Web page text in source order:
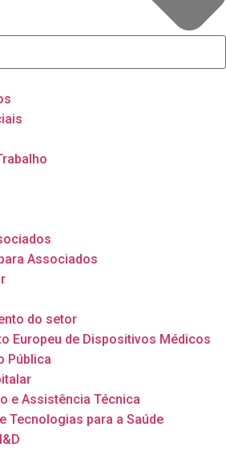
Associados
do setor
Europeu de Dispositivos Médicos
Pública
e Assistência Técnica
Tecnologias para a Saúde